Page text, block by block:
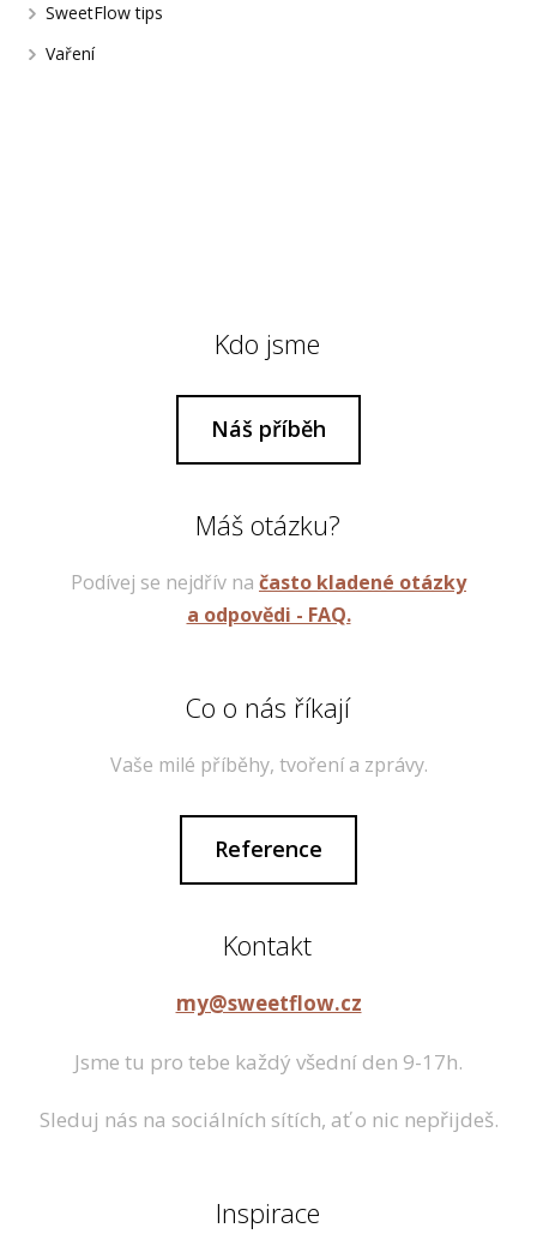
SweetFlow tips
Vaření
Kdo jsme
Náš příběh
Máš otázku?
Podívej se nejdřív na často kladené otázky
a odpovědi - FAQ.
Co o nás říkají
Vaše milé příběhy, tvoření a zprávy.
Reference
Kontakt
my@sweetflow.cz
Jsme tu pro tebe každý všední den 9-17h.
Sleduj nás na sociálních sítích, ať o nic nepřijdeš.
Inspirace